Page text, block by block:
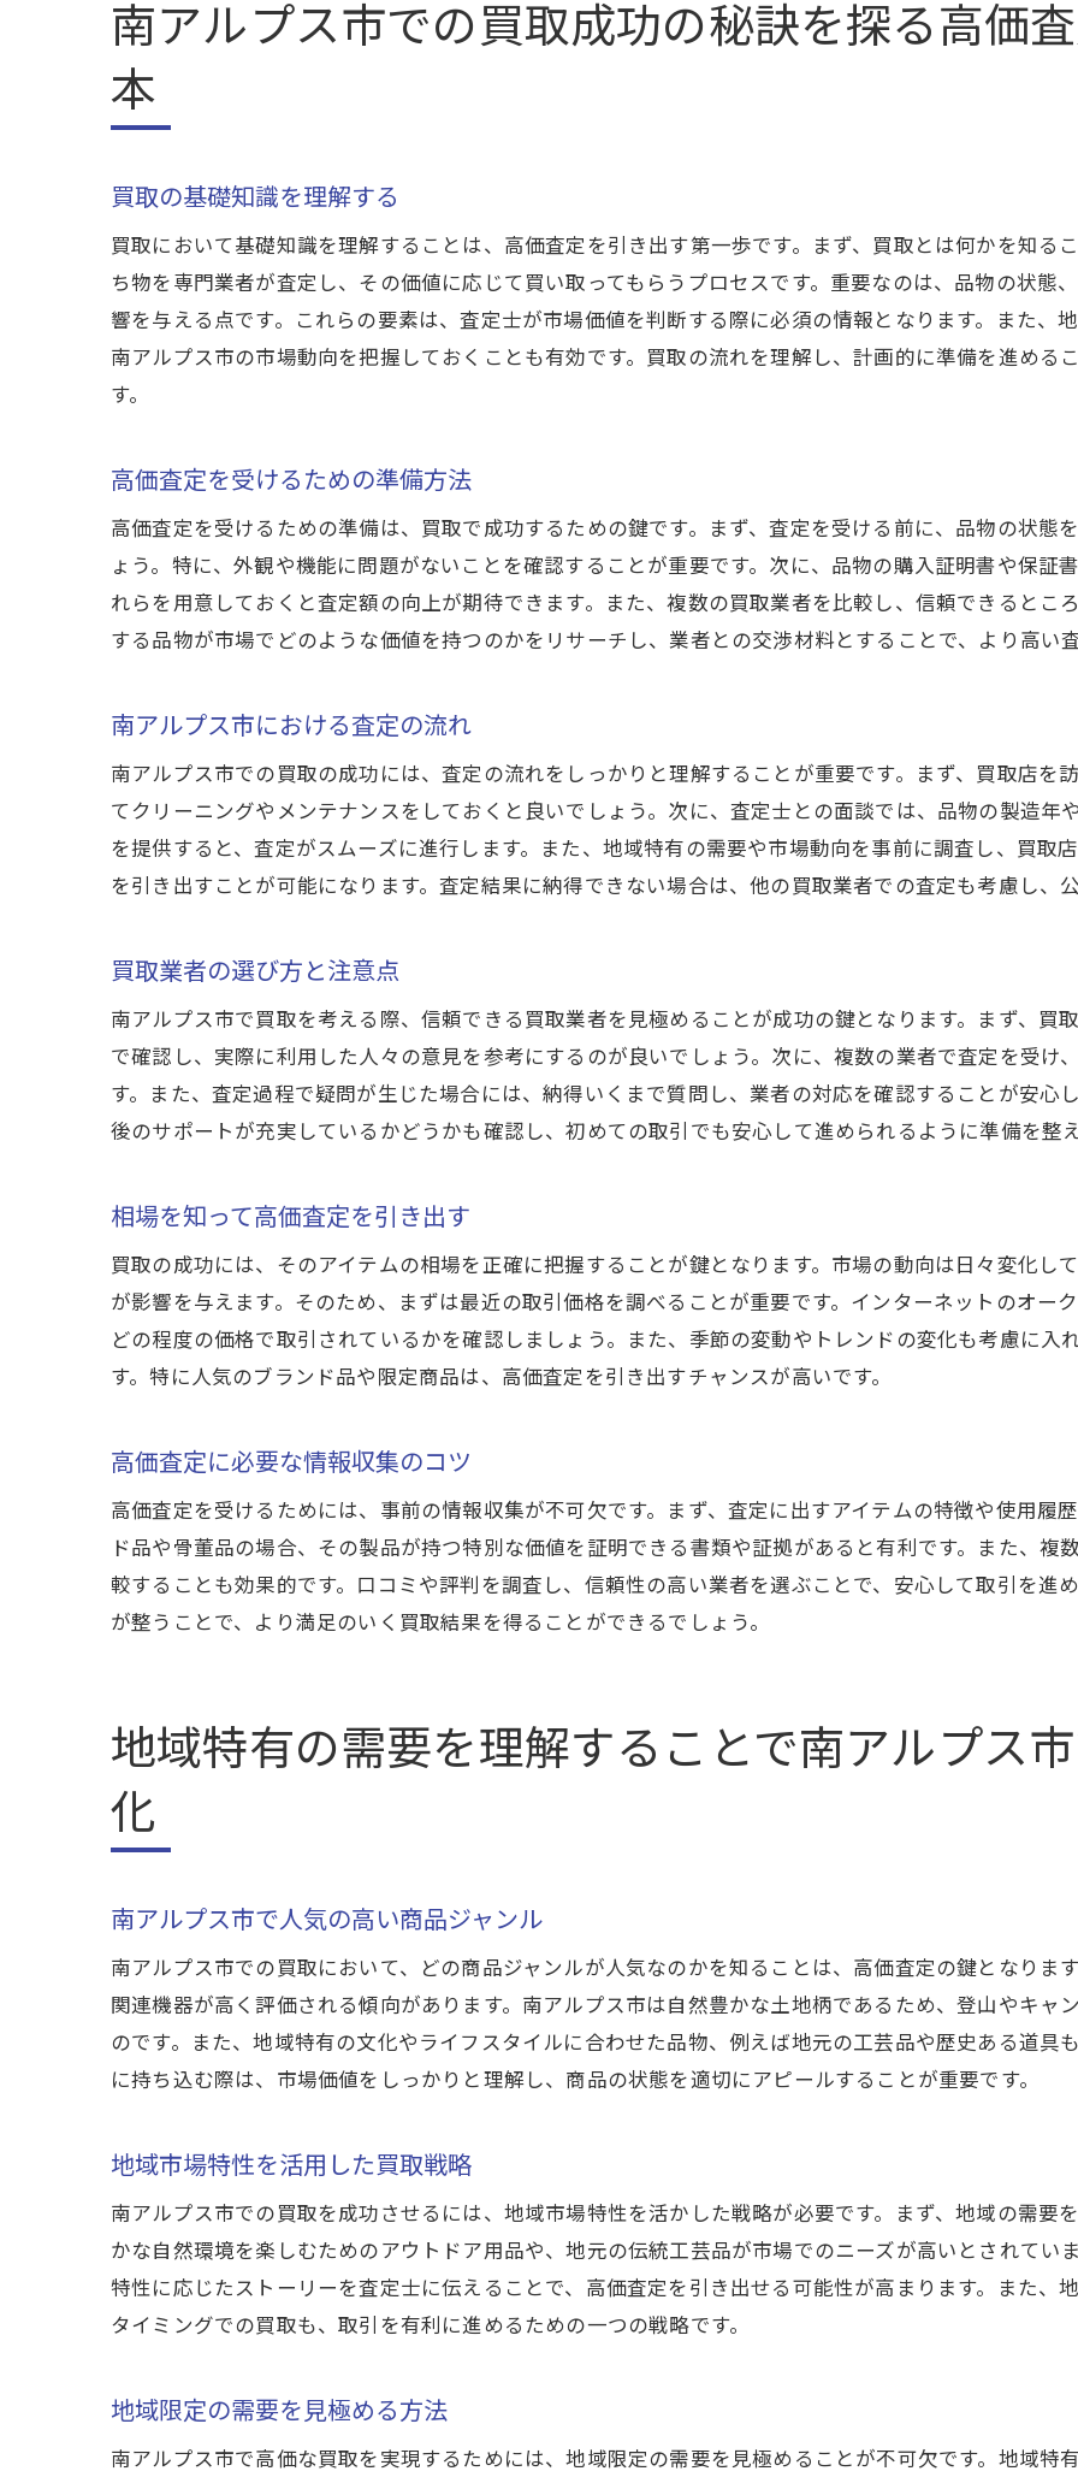
地域特有の需要を理解することで南アルプス市での買取価格
地域需要に応じた売却タイミング
地域の文化が買取価格に与える影響
査定士の視点から学ぶ買取で高価を引き出すポイント
査定士が重視する査定ポイント
査定士からのフィードバックを分析する
プロの視点を活用した品物の手入れ方法
南アルプス市での買取市場動向を把握して高価査定を実現
南アルプス市の買取市場の特徴
市場動向予測とその活用法
市場動向と買取価格の関係性
経済状況が買取市場に与える影響
査定時の重要チェックポイント
査定結果を最大限に活用する方法
査定後の交渉ポイント
査定の流れを把握してトラブル回避
地域特性を活かした買取戦略
市場の特性を理解した商品の選び方
地域にあった買取方法の選定
地域社会に密着した買取サービスの活用
高価査定を引き出すための査定士とのコミュニケーション術
効果的なコミュニケーションの取り方
査定士との良好な関係を築く方法
査定士への適切な情報提供
査定士の信頼を得るための心得
コミュニケーションが買取額に与える影響
ケーススタディで見る査定のコツ
成功事例から学ぶ市場の需要
事例に基づく買取価格の交渉術
南アルプス市での買取成功の秘訣を探る高価
本
買取の基礎知識を理解する
買取において基礎知識を理解することは、高価査定を引き出す第一歩です。まず、買取とは何かを知る
ち物を専門業者が査定し、その価値に応じて買い取ってもらうプロセスです。重要なのは、品物の状態
響を与える点です。これらの要素は、査定士が市場価値を判断する際に必須の情報となります。また、
南アルプス市の市場動向を把握しておくことも有効です。買取の流れを理解し、計画的に準備を進める
す。
高価査定を受けるための準備方法
高価査定を受けるための準備は、買取で成功するための鍵です。まず、査定を受ける前に、品物の状態
ょう。特に、外観や機能に問題がないことを確認することが重要です。次に、品物の購入証明書や保証
れらを用意しておくと査定額の向上が期待できます。また、複数の買取業者を比較し、信頼できるとこ
する品物が市場でどのような価値を持つのかをリサーチし、業者との交渉材料とすることで、より高い
南アルプス市における査定の流れ
南アルプス市での買取の成功には、査定の流れをしっかりと理解することが重要です。まず、買取店を
てクリーニングやメンテナンスをしておくと良いでしょう。次に、査定士との面談では、品物の製造年
を提供すると、査定がスムーズに進行します。また、地域特有の需要や市場動向を事前に調査し、買取
を引き出すことが可能になります。査定結果に納得できない場合は、他の買取業者での査定も考慮し、
買取業者の選び方と注意点
南アルプス市で買取を考える際、信頼できる買取業者を見極めることが成功の鍵となります。まず、買
で確認し、実際に利用した人々の意見を参考にするのが良いでしょう。次に、複数の業者で査定を受け
す。また、査定過程で疑問が生じた場合には、納得いくまで質問し、業者の対応を確認することが安心
後のサポートが充実しているかどうかも確認し、初めての取引でも安心して進められるように準備を整
相場を知って高価査定を引き出す
買取の成功には、そのアイテムの相場を正確に把握することが鍵となります。市場の動向は日々変化し
が影響を与えます。そのため、まずは最近の取引価格を調べることが重要です。インターネットのオー
どの程度の価格で取引されているかを確認しましょう。また、季節の変動やトレンドの変化も考慮に入
す。特に人気のブランド品や限定商品は、高価査定を引き出すチャンスが高いです。
高価査定に必要な情報収集のコツ
高価査定を受けるためには、事前の情報収集が不可欠です。まず、査定に出すアイテムの特徴や使用履
ド品や骨董品の場合、その製品が持つ特別な価値を証明できる書類や証拠があると有利です。また、複
較することも効果的です。口コミや評判を調査し、信頼性の高い業者を選ぶことで、安心して取引を進
が整うことで、より満足のいく買取結果を得ることができるでしょう。
地域特有の需要を理解することで南アルプス
化
南アルプス市で人気の高い商品ジャンル
南アルプス市での買取において、どの商品ジャンルが人気なのかを知ることは、高価査定の鍵となりま
関連機器が高く評価される傾向があります。南アルプス市は自然豊かな土地柄であるため、登山やキャ
のです。また、地域特有の文化やライフスタイルに合わせた品物、例えば地元の工芸品や歴史ある道具
に持ち込む際は、市場価値をしっかりと理解し、商品の状態を適切にアピールすることが重要です。
地域市場特性を活用した買取戦略
南アルプス市での買取を成功させるには、地域市場特性を活かした戦略が必要です。まず、地域の需要
かな自然環境を楽しむためのアウトドア用品や、地元の伝統工芸品が市場でのニーズが高いとされてい
特性に応じたストーリーを査定士に伝えることで、高価査定を引き出せる可能性が高まります。また、
タイミングでの買取も、取引を有利に進めるための一つの戦略です。
地域限定の需要を見極める方法
南アルプス市で高価な買取を実現するためには、地域限定の需要を見極めることが不可欠です。地域特